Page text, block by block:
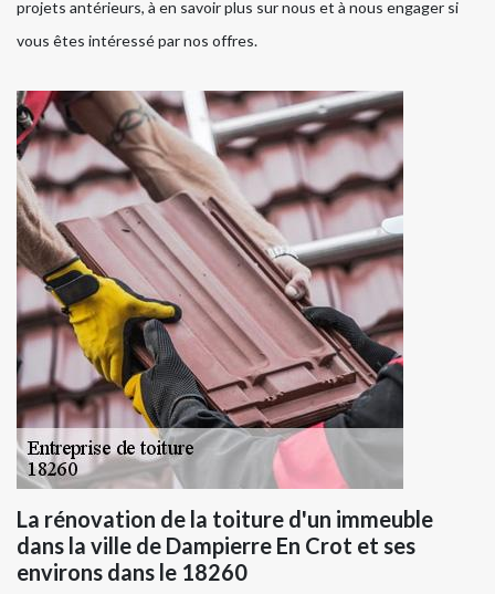
projets antérieurs, à en savoir plus sur nous et à nous engager si
vous êtes intéressé par nos offres.
La rénovation de la toiture d'un immeuble
dans la ville de Dampierre En Crot et ses
environs dans le 18260